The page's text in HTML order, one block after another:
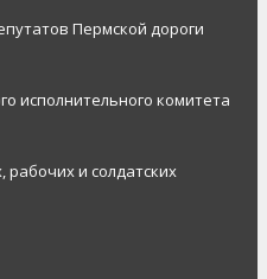
Пермской дороги
исполнительного комитета
рабочих и солдатских